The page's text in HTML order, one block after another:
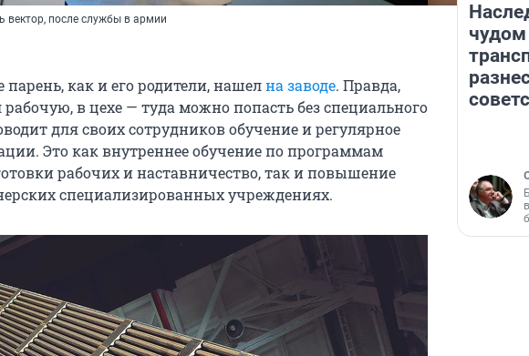
вектор, после службы в армии
парень, как и его родители, нашелна заводе. Правда,
в цехе — туда можно попасть без специального
для своих сотрудников обучение и регулярное
Это как внутреннее обучение по программам
рабочих и наставничество, так и повышение
специализированных учреждениях.
чудом